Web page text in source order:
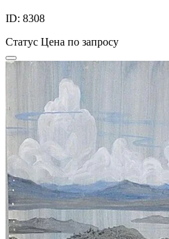
ID: 8308
Статус Цена по запросу